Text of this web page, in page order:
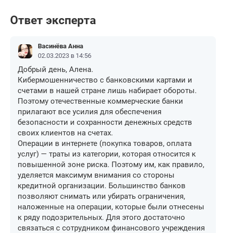
Ответ эксперта
Васинёва Анна
02.03.2023 в 14:56
Добрый день, Алена.
Кибермошенничество с банковскими картами и
счетами в нашей стране лишь набирает обороты.
Поэтому отечественные коммерческие банки
прилагают все усилия для обеспечения
безопасности и сохранности денежных средств
своих клиентов на счетах.
Операции в интернете (покупка товаров, оплата
услуг) — траты из категории, которая относится к
повышенной зоне риска. Поэтому им, как правило,
уделяется максимум внимания со стороны
кредитной организации. Большинство банков
позволяют снимать или убирать ограничения,
наложенные на операции, которые были отнесены
к ряду подозрительных. Для этого достаточно
связаться с сотрудником финансового учреждения